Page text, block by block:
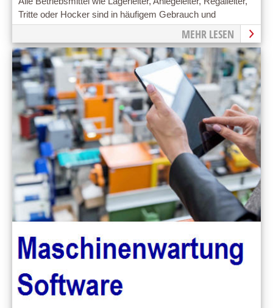
Tritte oder Hocker sind in häufigem Gebrauch und
unterliegen damit natürlich auch einem schnellen
MEHR LESEN